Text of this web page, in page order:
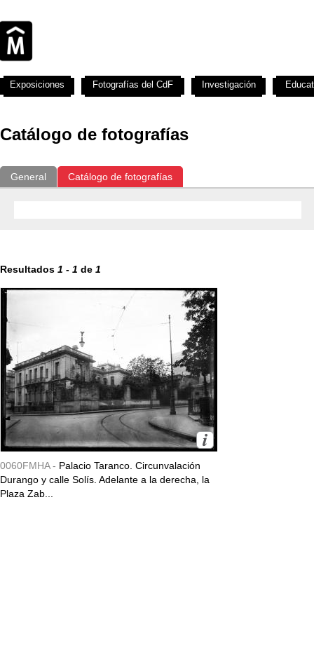
Catálogo de fotografías
General Catálogo de fotografías
Resultados 1 - 1 de 1
0060FMHA - Palacio Taranco. Circunvalación
Durango y calle Solís. Adelante a la derecha, la
Plaza Zab...
Exposiciones Fotografías del CdF Investigación